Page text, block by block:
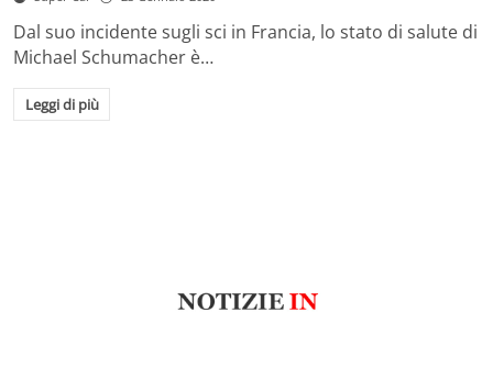
Dal suo incidente sugli sci in Francia, lo stato di salute di
Michael Schumacher è…
Leggi di più